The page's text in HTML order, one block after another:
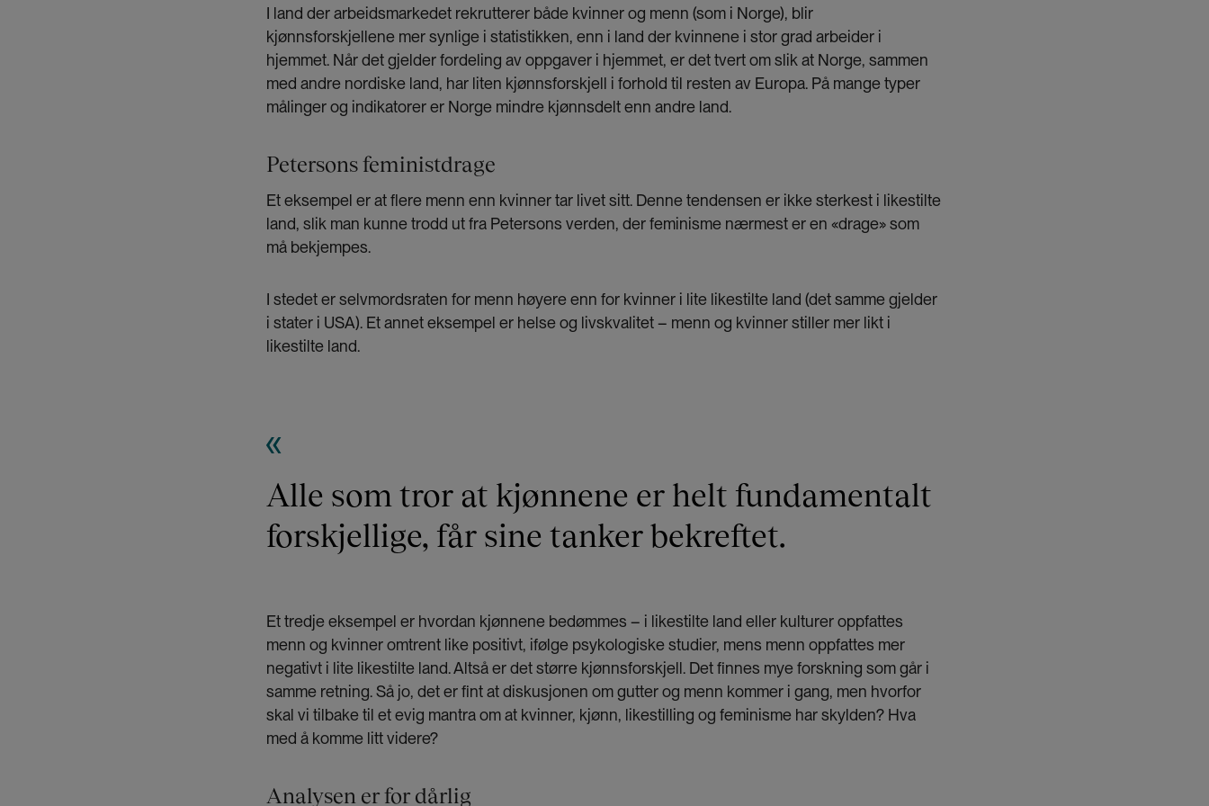
I land der arbeidsmarkedet rekrutterer både kvinner og menn (som i Norge), blir
kjønnsforskjellene mer synlige i statistikken, enn i land der kvinnene i stor grad arbeider i
hjemmet. Når det gjelder fordeling av oppgaver i hjemmet, er det tvert om slik at Norge, sammen
med andre nordiske land, har liten kjønnsforskjell i forhold til resten av Europa. På mange typer
målinger og indikatorer er Norge mindre kjønnsdelt enn andre land.
Petersons feministdrage
Et eksempel er at flere menn enn kvinner tar livet sitt. Denne tendensen er ikke sterkest i likestilte
land, slik man kunne trodd ut fra Petersons verden, der feminisme nærmest er en «drage» som
må bekjempes.
I stedet er selvmordsraten for menn høyere enn for kvinner i lite likestilte land (det samme gjelder
i stater i USA). Et annet eksempel er helse og livskvalitet – menn og kvinner stiller mer likt i
likestilte land.
Alle som tror at kjønnene er helt fundamentalt
forskjellige, får sine tanker bekreftet.
Et tredje eksempel er hvordan kjønnene bedømmes – i likestilte land eller kulturer oppfattes
menn og kvinner omtrent like positivt, ifølge psykologiske studier, mens menn oppfattes mer
negativt i lite likestilte land. Altså er det større kjønnsforskjell. Det finnes mye forskning som går i
samme retning. Så jo, det er fint at diskusjonen om gutter og menn kommer i gang, men hvorfor
skal vi tilbake til et evig mantra om at kvinner, kjønn, likestilling og feminisme har skylden? Hva
med å komme litt videre?
Analysen er for dårlig